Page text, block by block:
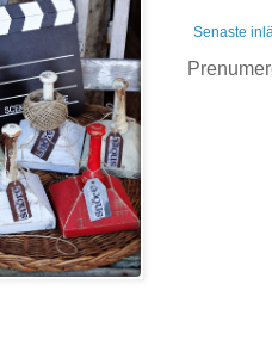
Senaste